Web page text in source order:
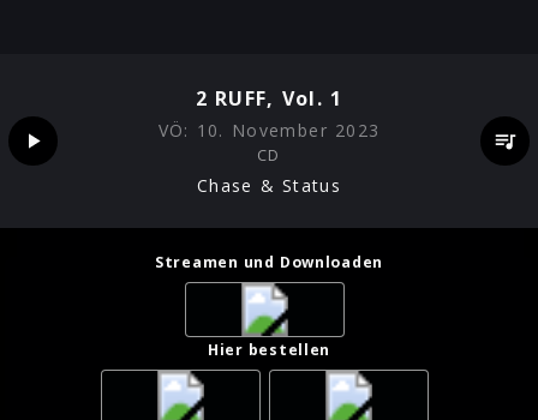
2 RUFF, Vol. 1
VÖ: 10. November 2023
CD
Chase & Status
Streamen und Downloaden
Hier bestellen